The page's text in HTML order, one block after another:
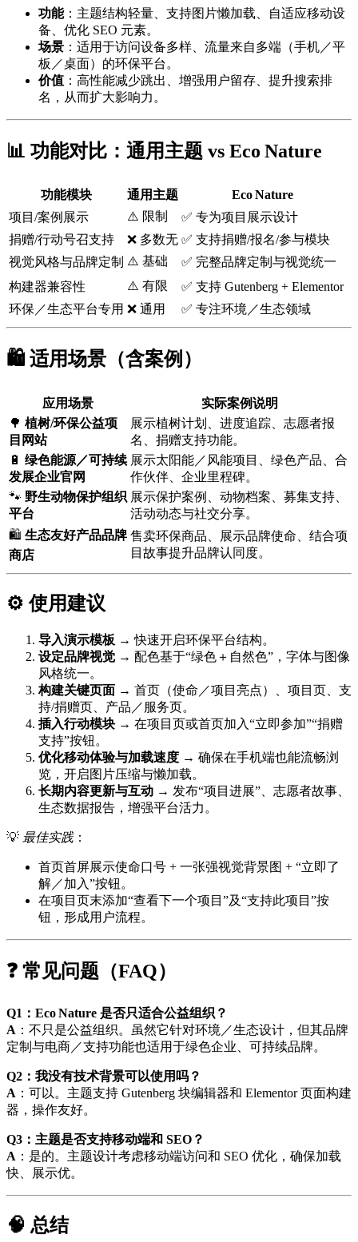
功能：主题结构轻量、支持图片懒加载、自适应移动设
备、优化 SEO 元素。
场景 ：适用于访问设备多样、流量来自多端（手机／平
板／桌面）的环保平台。
价值 ：高性能减少跳出、增强用户留存、提升搜索排
名，从而扩大影响力。
📊 功能对比：通用主题 vs Eco Nature
功能模块 通用主题
Eco Nature
项目/案例展示
⚠️ 限制
✅ 专为项目展示设计
捐赠/行动号召支持
❌ 多数无 ✅ 支持捐赠/报名/参与模块
视觉风格与品牌定制 ⚠️ 基础
✅ 完整品牌定制与视觉统一
构建器兼容性
⚠️ 有限
✅ 支持 Gutenberg + Elementor
环保／生态平台专用 ❌ 通用 ✅ 专注环境／生态领域
🛍️ 适用场景（含案例）
应用场景
实际案例说明
🌳 植树/环保公益项
目网站
展示植树计划、进度追踪、志愿者报
名、捐赠支持功能。
🔋 绿色能源／可持续
发展企业官网
展示太阳能／风能项目、绿色产品、合
作伙伴、企业里程碑。
🐾 野生动物保护组织
平台
展示保护案例、动物档案、募集支持、
活动动态与社交分享。
🛍️ 生态友好产品品牌
商店
售卖环保商品、展示品牌使命、结合项
目故事提升品牌认同度。
⚙️ 使用建议
导入演示模板 → 快速开启环保平台结构。
设定品牌视觉→ 配色基于“绿色＋自然色”，字体与图像
风格统一。
构建关键页面 → 首页（使命／项目亮点）、项目页、支
持/捐赠页、产品／服务页。
插入行动模块 → 在项目页或首页加入“立即参加”“捐赠
支持”按钮。
优化移动体验与加载速度 → 确保在手机端也能流畅浏
览，开启图片压缩与懒加载。
长期内容更新与互动 → 发布“项目进展”、志愿者故事、
生态数据报告，增强平台活力。
💡 最佳实践：
首页首屏展示使命口号 + 一张强视觉背景图 + “立即了
解／加入”按钮。
在项目页末添加“查看下一个项目”及“支持此项目”按
钮，形成用户流程。
❓ 常见问题（FAQ）
Q1：Eco Nature 是否只适合公益组织？
A ：不只是公益组织。虽然它针对环境／生态设计，但其品牌
定制与电商／支持功能也适用于绿色企业、可持续品牌。
Q2：我没有技术背景可以使用吗？
A ：可以。主题支持 Gutenberg 块编辑器和 Elementor 页面构建
器，操作友好。
Q3：主题是否支持移动端和 SEO？
A ：是的。主题设计考虑移动端访问和 SEO 优化，确保加载
快、展示优。
🧠 总结